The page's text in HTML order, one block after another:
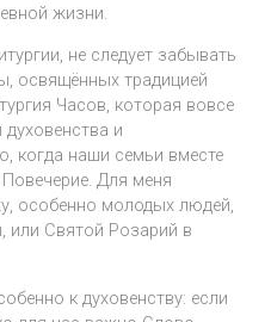
жизни.
не следует забывать
освящённых традицией
Часов, которая вовсе
и
когда наши семьи вместе
Для меня
особенно молодых людей,
или Святой Розарий в
к духовенству: если